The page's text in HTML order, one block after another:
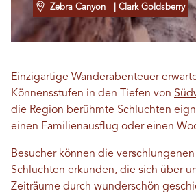
Zebra Canyon | Clark Goldsberry
Einzigartige Wanderabenteuer
Könnensstufen in den Tiefen von
die Region berühmte Schluchten
einen Familienausflug oder einen
Besucher können die
Schluchten erkunden, die sich über
Zeiträume durch wunderschön